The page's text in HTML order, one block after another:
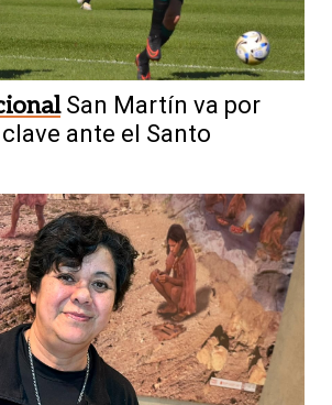
San Martín va por
ante el Santo